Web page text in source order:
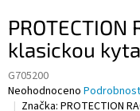
klasickou
G705200
Průměrné
hodnocení
Neohodnoceno
Značka: PROTECTION